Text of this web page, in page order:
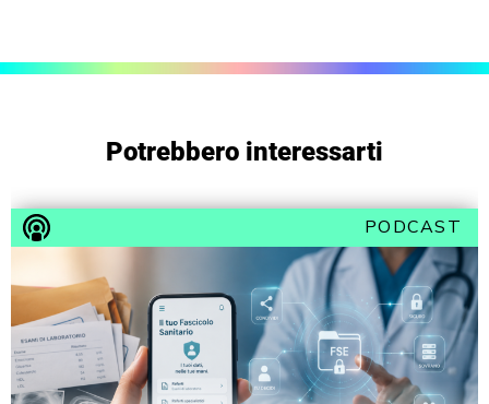
Potrebbero interessarti
PODCAST